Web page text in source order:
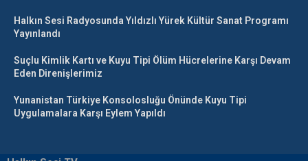
Halkın Sesi Radyosunda Yıldızlı Yürek Kültür Sanat Programı
Yayınlandı
Suçlu Kimlik Kartı ve Kuyu Tipi Ölüm Hücrelerine Karşı Devam
Eden Direnişlerimiz
Yunanistan Türkiye Konsolosluğu Önünde Kuyu Tipi
Uygulamalara Karşı Eylem Yapıldı